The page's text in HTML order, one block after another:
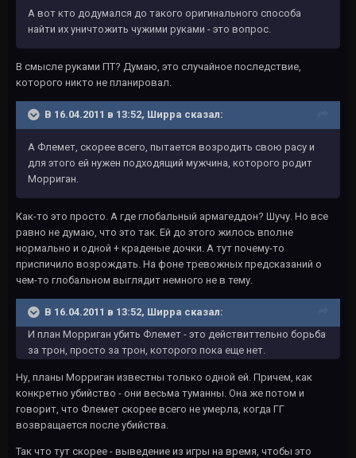
А вот кто додумался до такого оригинального способа
найти их уничтожить чужими руками - это вопрос.
В смысле руками ПТ? Думаю, это случайное последствие,
которого никто не планировал.
В 16.04.2011 в 13:52, Ширра сказал:
А Флемет, скорее всего, пытается возродить свою расу и
для этого ей нужен подходящий мужчина, которого родит
Морриган.
Как-то это просто. А где глобальный армагеддон? Шучу. Но все
равно не думаю, что это так. Ей до этого жилось вполне
нормально и одной + краденые дочки. А тут почему-то
приспичило возрождать. На фоне тревожных предсказаний о
чем-то глобальном выглядит немного не в тему.
В 16.04.2011 в 13:52, Ширра сказал:
И план Морриган убить Флемет - это действиттельно борьба
за трон, просто за трон, которого пока еще нет.
Ну, планы Морриган известны только одной ей. Причем, как
конкретно убийство - они весьма туманны. Она же потом и
говорит, что Флемет скорее всего не умерла, когда ГГ
возвращается после убийства.
Так что тут скорее - выведение из игры на время, чтобы это